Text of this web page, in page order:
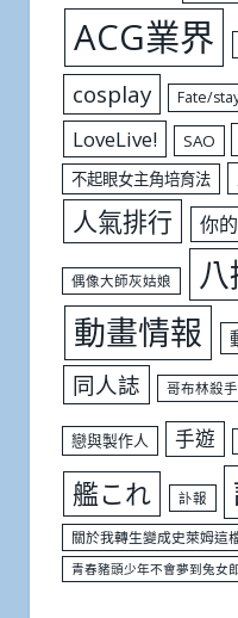
ACG業界
cosplay Fate/
LoveLive! SAO
不起眼女主角培育法
人氣排行 你
偶像大師灰姑娘
動畫情報
同人誌 哥布林殺手
戀與製作人 手遊
艦これ 訃報
關於我轉生變成史萊姆這
青春豬頭少年不會夢到兔女